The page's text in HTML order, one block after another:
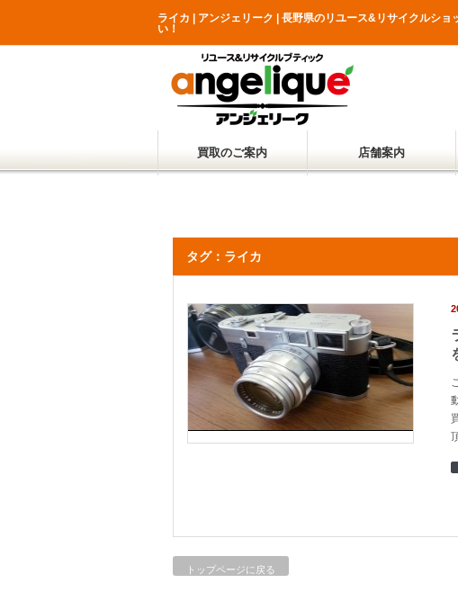
ライカ | アンジェリーク | 長野県のリユース&リサイクルシ
い！
買取のご案内 店舗案内
タグ：ライカ
トップページに戻る